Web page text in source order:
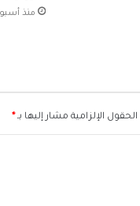
منذ
الحقول الإلزامية مشار إليها بـ *